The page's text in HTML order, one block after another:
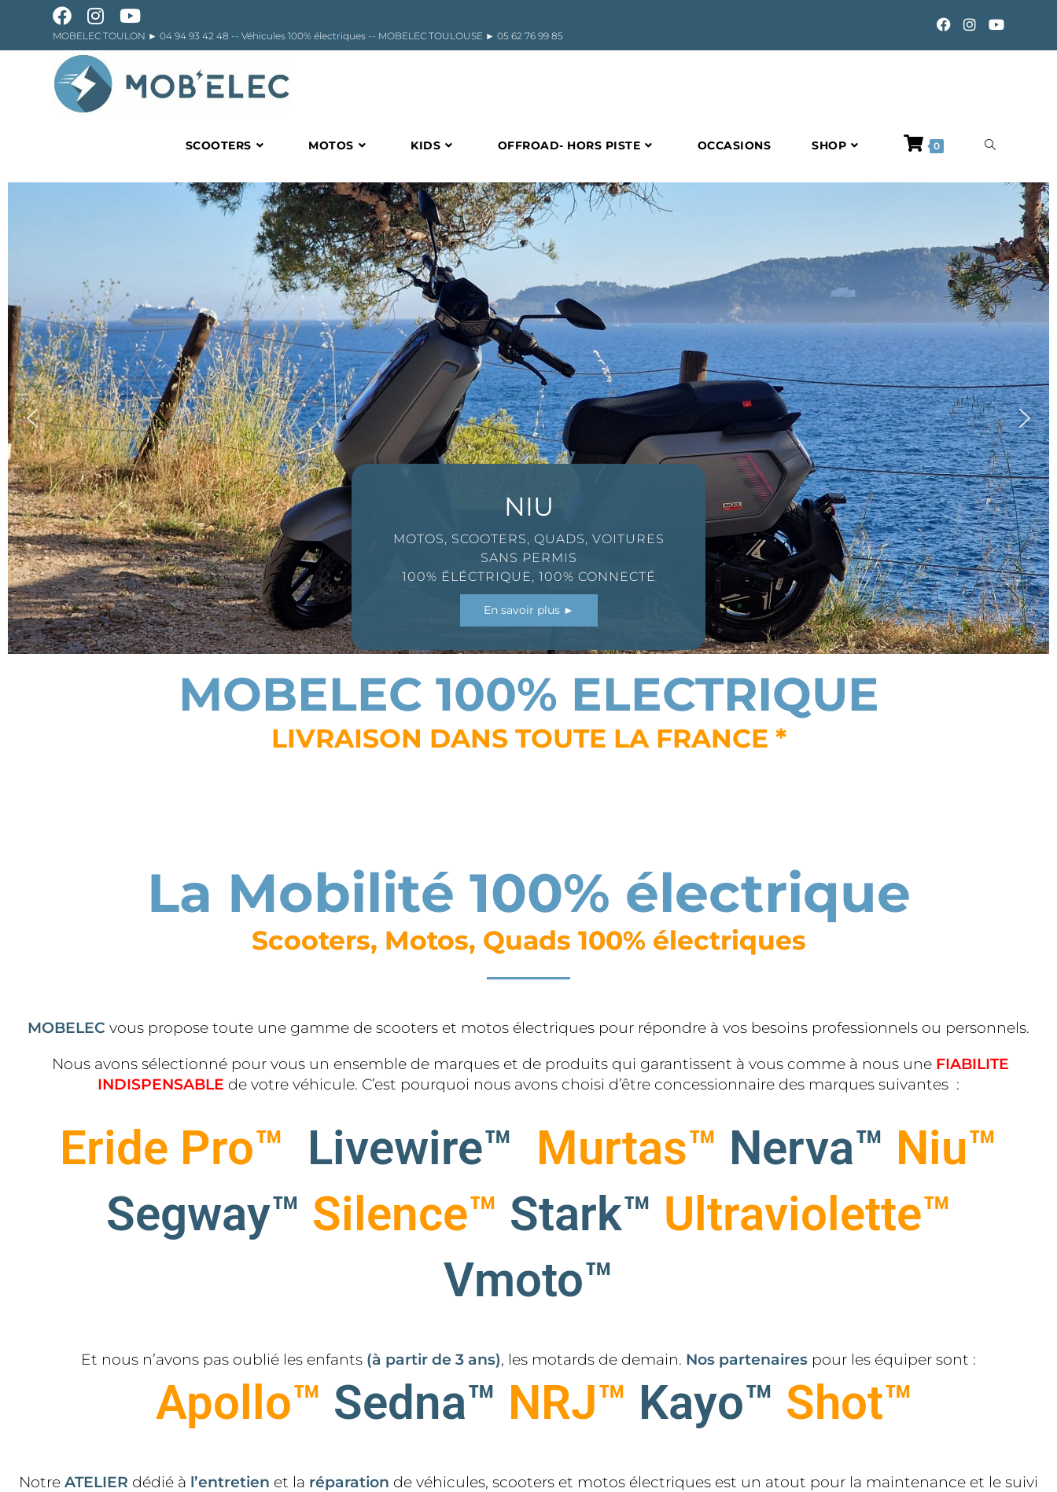
MOBELEC TOULON ►04 94 93 42 48-- Véhicules 100% électriques -- MOBELEC TOULOUSE ► 05 62 76 99 85
SCOOTERS MOTOS KIDS OFFROAD- HORS PISTE OCCASIONS SHOP 0
SEGWAY
SCOOTERS ÉLECTRIQUES CONNECTÉS
DE HAUTE QUALITÉ
En savoir plus ►
MOBELEC 100% ELECTRIQUE
LIVRAISON DANS TOUTE LA FRANCE *
La Mobilité 100% électrique
Scooters, Motos, Quads 100% électriques
MOBELEC vous propose toute une gamme de scooters et motos électriques pour répondre à vos besoins professionnels ou personnels.
Nous avons sélectionné pour vous un ensemble de marques et de produits qui garantissent à vous comme à nous une FIABILITE
INDISPENSABLE de votre véhicule. C’est pourquoi nous avons choisi d’être concessionnaire des marques suivantes :
Eride Pro™ Livewire™ Murtas™ Nerva™ Niu™
Segway™ Silence™ Stark™ Ultraviolette™
Vmoto™
Et nous n’avons pas oublié les enfants (à partir de 3 ans), les motards de demain. Nos partenaires pour les équiper sont :
Apollo™ Sedna™ NRJ™ Kayo™ Shot™
Notre ATELIER dédié à l’entretien et la réparation de véhicules, scooters et motos électriques est un atout pour la maintenance et le suivi